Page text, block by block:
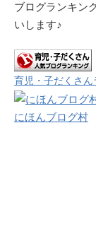
ブログランキン
いします♪
育児・子だくさん
にほんブログ村